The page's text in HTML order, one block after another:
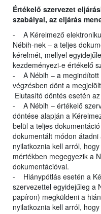
Értékelő szervezet
szabályai, az eljárás
- A Kérelmező
Nébih-nek – a teljes
kérelmét, mellyel
kezdeményezi-e értékelő
- A Nébih – a megindított
végzésben dönt a
Elutasító döntés esetén
- A Nébih – értékelő
döntése alapján a
belül a teljes
dokumentált módon
nyilatkoznia kell arról,
mértékben megegyezik a
dokumentációval.
- Hiánypótlás esetén a
szervezettel egyidejűleg a
papíron) megküldeni a
nyilatkoznia kell arról,